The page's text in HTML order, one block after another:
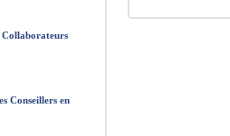
Collaborateurs
Conseillers en